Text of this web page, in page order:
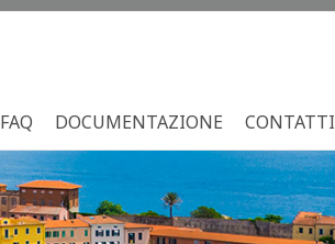
FAQ DOCUMENTAZIONE CONTATTI